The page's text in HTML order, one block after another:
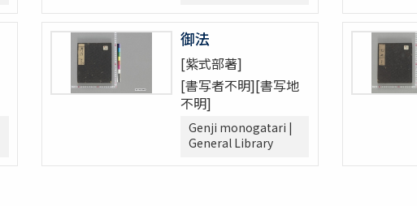
御法
[紫式部著]
[書写者不明][書写地
不明]
Genji monogatari |
General Library